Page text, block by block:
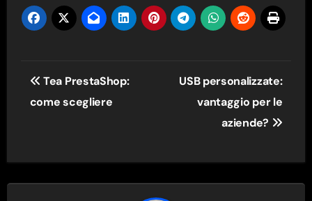
Navigazione
articoli
Tea PrestaShop:
come scegliere
USB personalizzate:
vantaggio per le
aziende?